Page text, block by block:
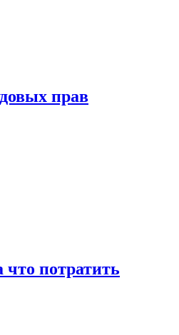
прав
потратить